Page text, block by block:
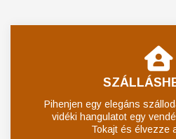
Pihenjen egy elegáns
vidéki hangulatot egy
Tokajt és élvezze